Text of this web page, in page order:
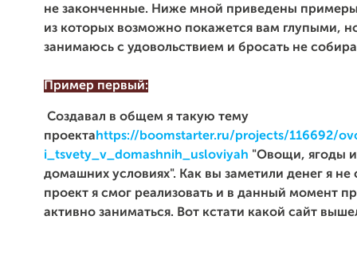
не законченные. Ниже мной приведены
из которых возможно покажется вам глупыми,
занимаюсь с удовольствием и бросать не
Пример первый:
Создавал в общем я такую тему
проекта https://boomstarter.ru/projects/116692/
i_tsvety_v_domashnih_usloviyah "Овощи, ягоды
домашних условиях". Как вы заметили денег я не
проект я смог реализовать и в данный момент
активно заниматься. Вот кстати какой сайт